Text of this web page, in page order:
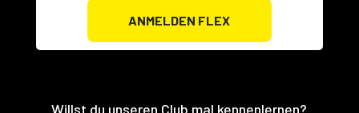
ANMELDEN FLEX
Willst du unseren Club mal kennenlernen?